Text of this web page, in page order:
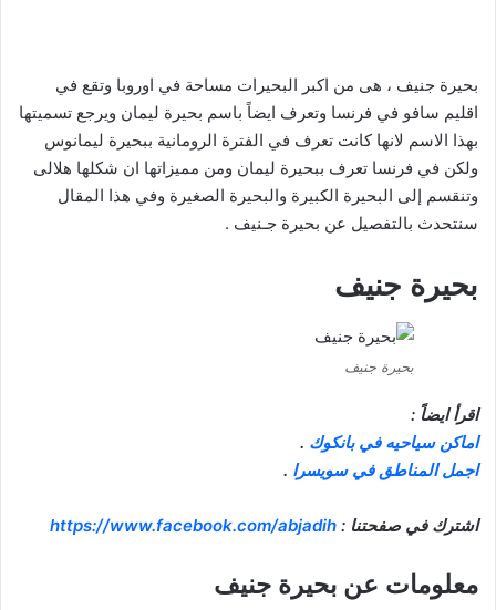
بحيرة جنيف ، هى من اكبر البحيرات مساحة في اوروبا وتقع في
اقليم سافو في فرنسا وتعرف ايضاً باسم بحيرة ليمان ويرجع تسميتها
بهذا الاسم لانها كانت تعرف في الفترة الرومانية ببحيرة ليمانوس
ولكن في فرنسا تعرف ببحيرة ليمان ومن مميزاتها ان شكلها هلالى
وتنقسم إلى البحيرة الكبيرة والبحيرة الصغيرة وفي هذا المقال
سنتحدث بالتفصيل عن بحيرة جـنيف .
بحيرة جنيف
بحيرة جنيف
اقرأ ايضاً :
اماكن سياحيه في بانكوك .
اجمل المناطق في سويسرا .
اشترك في صفحتنا : https://www.facebook.com/abjadih
معلومات عن بحيرة جنيف